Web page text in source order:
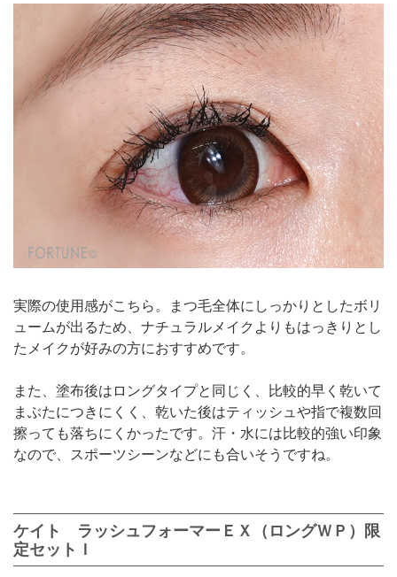
実際の使用感がこちら。まつ毛全体にしっかりとしたボリ
ュームが出るため、ナチュラルメイクよりもはっきりとし
たメイクが好みの方におすすめです。
また、塗布後はロングタイプと同じく、比較的早く乾いて
まぶたにつきにくく、乾いた後はティッシュや指で複数回
擦っても落ちにくかったです。汗・水には比較的強い印象
なので、スポーツシーンなどにも合いそうですね。
ケイト ラッシュフォーマーＥＸ（ロングＷＰ）限
定セットＩ